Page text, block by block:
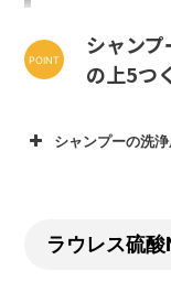
シャン
の上5つ
シャンプーの洗浄
ラウレス硫酸